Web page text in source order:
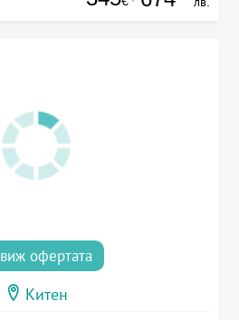
виж офертата
Китен